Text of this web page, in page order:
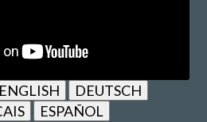
ENGLISH
DEUTSCH
ESPAÑOL